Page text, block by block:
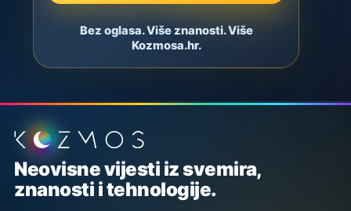
Bez oglasa. Više znanosti. Više
Kozmosa.hr.
Podnožje stranice
Neovisne vijesti iz svemira,
znanosti i tehnologije.